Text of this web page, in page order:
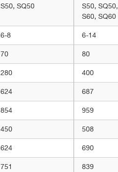
S50, SQ50
S50, SQ50,
S60, SQ60
6-8 6-14
70 80
280 400
624 687
854 959
450 508
624 690
751 839